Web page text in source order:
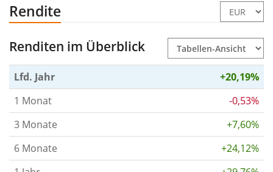
Rendite
Renditen im Überblick
Lfd. Jahr
+20,19%
1 Monat
-0,53%
3 Monate
+7,60%
6 Monate
+24,12%